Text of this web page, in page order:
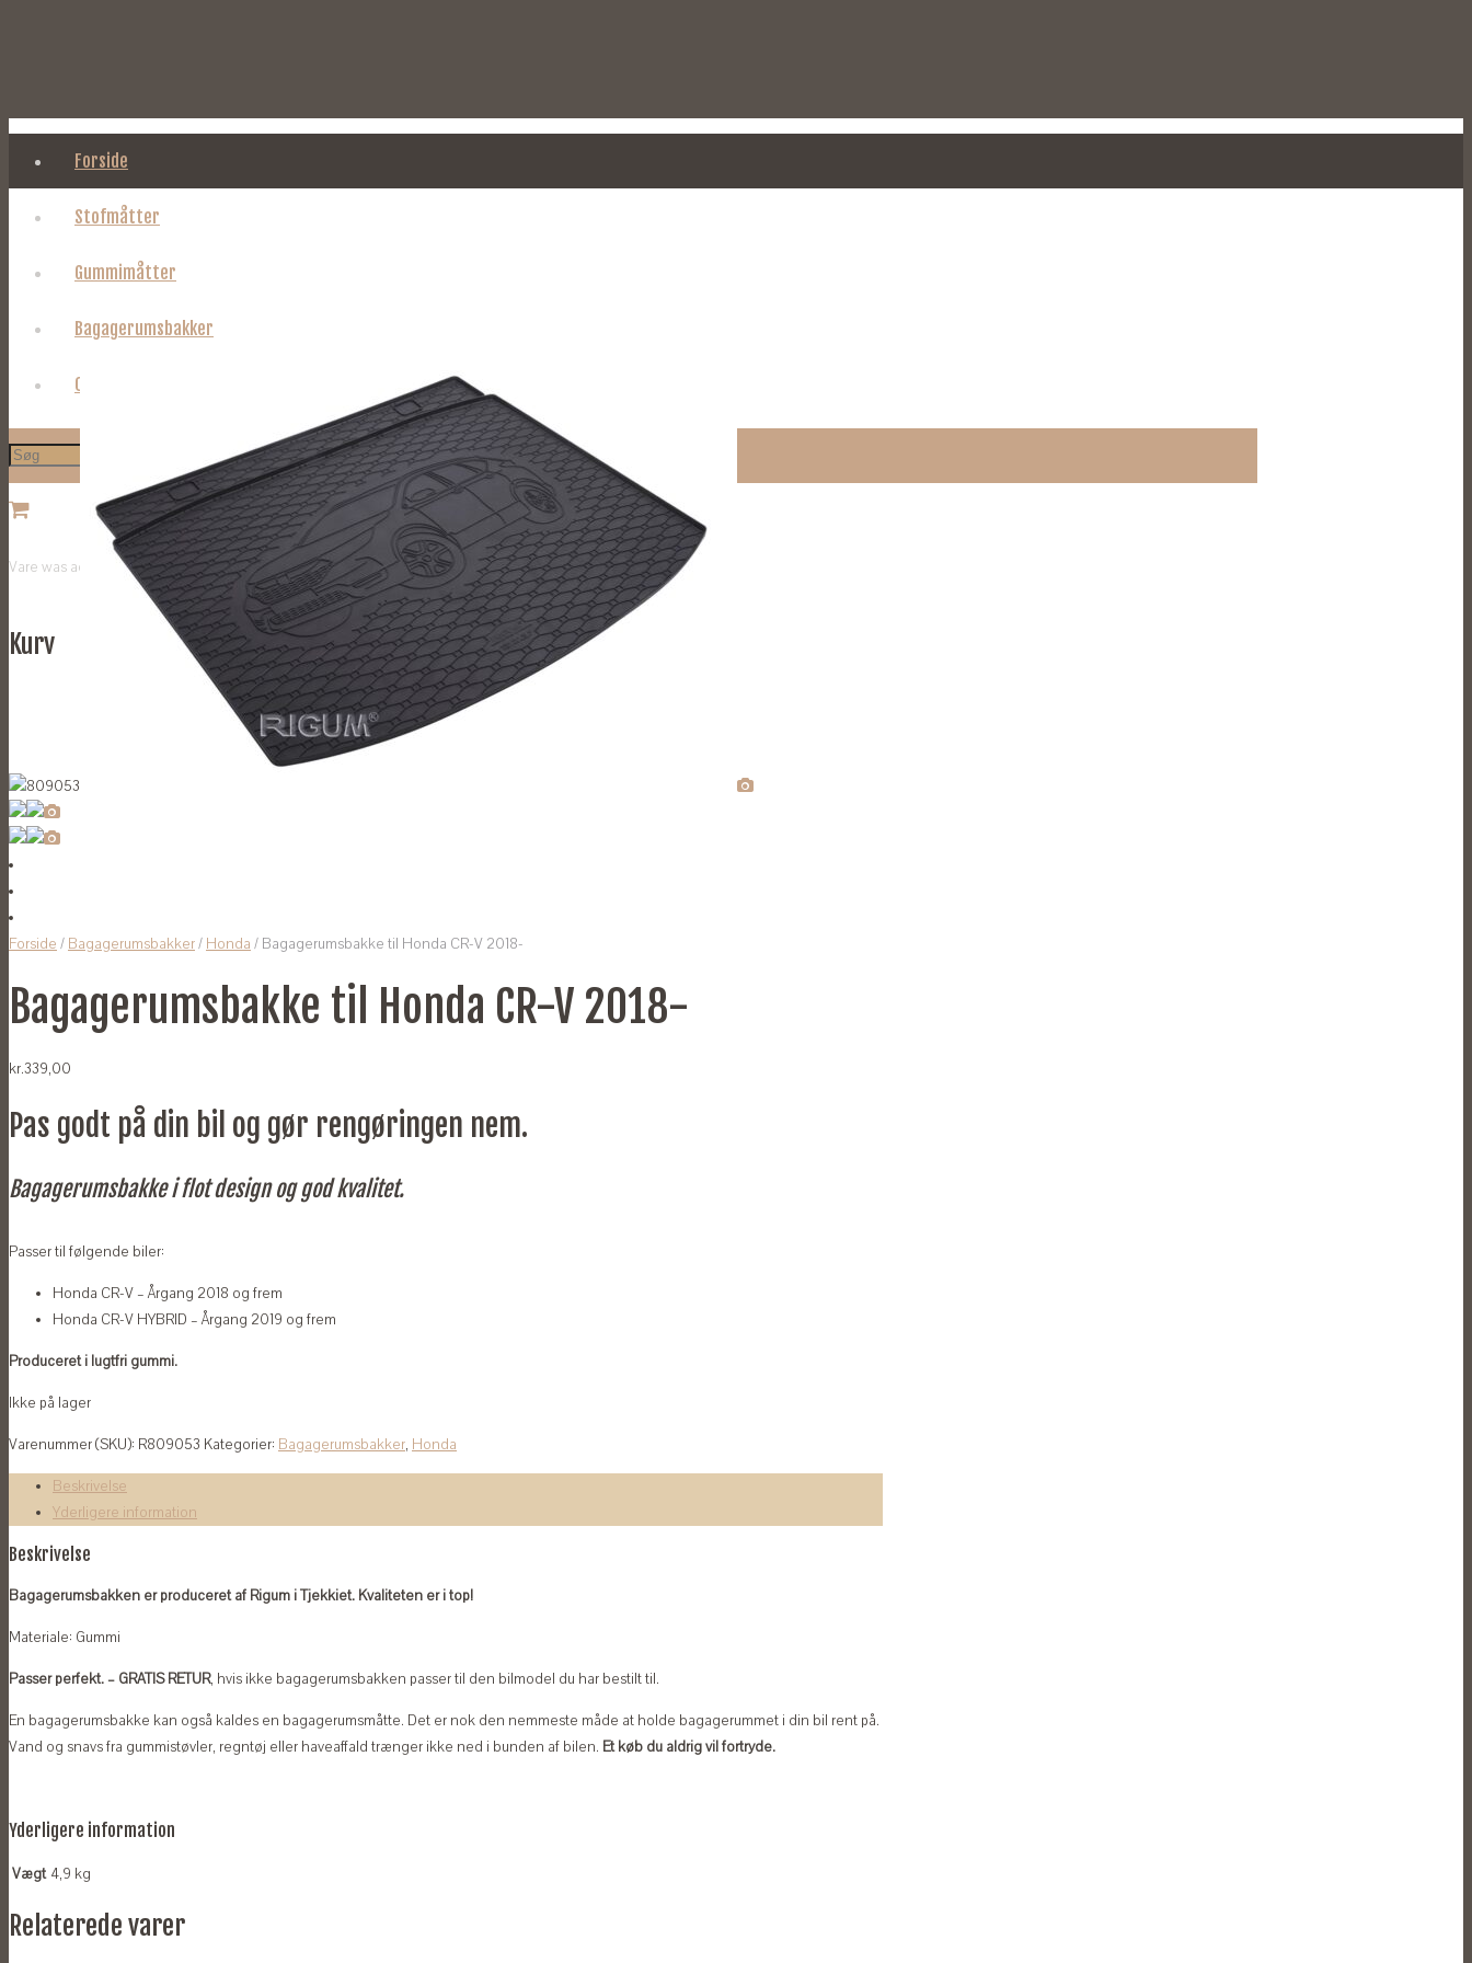
Forside
Stofmåtter
Gummimåtter
Bagagerumsbakker
Om Tages.dk
Vare was added to your cart
Kurv
Forside / Bagagerumsbakker/ Honda / Bagagerumsbakke til Honda CR-V 2018-
Bagagerumsbakke til Honda CR-V 2018-
kr.339,00
Pas godt på din bil og gør rengøringen nem.
Bagagerumsbakke i flot design og god kvalitet.
Passer til følgende biler:
Honda CR-V – Årgang 2018 og frem
Honda CR-V HYBRID – Årgang 2019 og frem
Produceret i lugtfri gummi.
Ikke på lager
Varenummer (SKU): R809053 Kategorier: Bagagerumsbakker, Honda
Beskrivelse
Yderligere information
Beskrivelse
Bagagerumsbakken er produceret af Rigum i Tjekkiet. Kvaliteten er i top!
Materiale: Gummi
Passer perfekt. – GRATIS RETUR, hvis ikke bagagerumsbakken passer til den bilmodel du har bestilt til.
En bagagerumsbakke kan også kaldes en bagagerumsmåtte. Det er nok den nemmeste måde at holde bagagerummet i din bil rent på.
Vand og snavs fra gummistøvler, regntøj eller haveaffald trænger ikke ned i bunden af bilen. Et køb du aldrig vil fortryde.
Yderligere information
Vægt 4,9 kg
Relaterede varer